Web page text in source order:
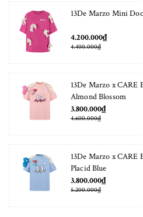
13De Marzo Mini
4.200.000₫
4.400.000₫
13De Marzo x CARE
Almond Blossom
3.800.000₫
4.600.000₫
13De Marzo x CARE
Placid Blue
3.800.000₫
5.200.000₫